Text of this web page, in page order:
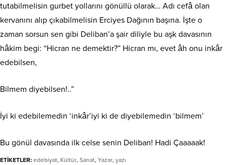
tutabilmelisin gurbet yollarını gönüllü olarak… Adı cefâ olan
kervanını alıp çıkabilmelisin Erciyes Dağının başına. İşte o
zaman sorsun sen gibi Deliban’a şair diliyle bu aşk davasının
hâkim begi: “Hicran ne demektir?” Hicran mı, evet âh onu inkâr
edebilsen,
Bilmem diyebilsen!..”
İyi ki edebilemedin ‘inkâr’iyi ki de diyebilemedin ‘bilmem’
Bu gönül davasında ilk celse senin Deliban! Hadi Çaaaaak!
ETİKETLER: edebiyat, Kültür, Sanat, Yazar, yazı